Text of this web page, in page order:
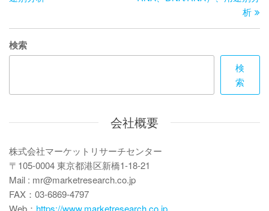
ゲ
ー
シ
ン
析
検索
検
索
会社概要
株式会社マーケットリサーチセンター
〒105-0004 東京都港区新橋1-18-21
Mail : mr@marketresearch.co.jp
FAX：03-6869-4797